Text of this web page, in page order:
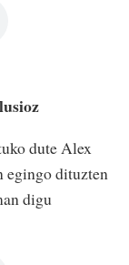
dute Alex
egingo dituzten
digu